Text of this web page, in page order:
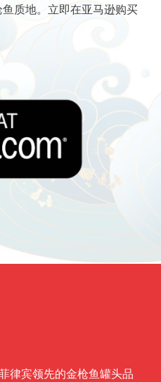
质地。立即在亚马逊购买
律宾领先的金枪鱼罐头品